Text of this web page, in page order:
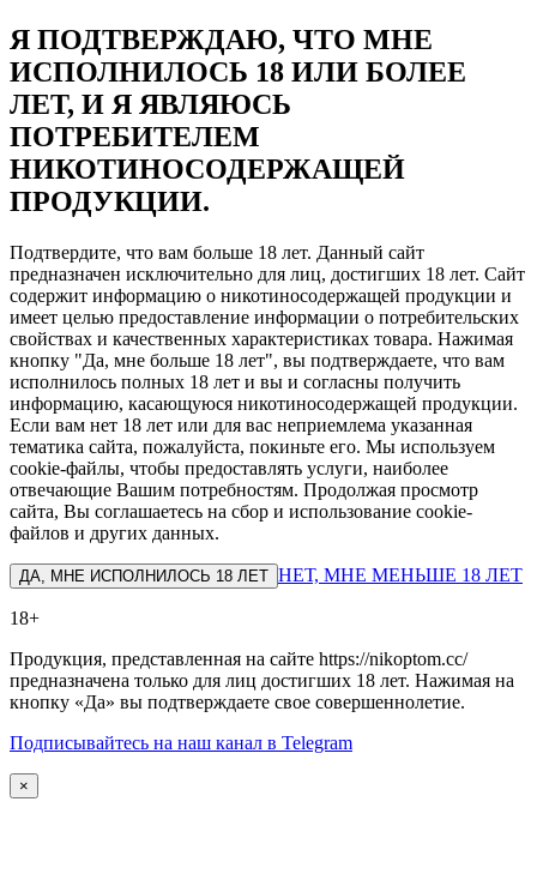
Я ПОДТВЕРЖДАЮ, ЧТО МНЕ
ИСПОЛНИЛОСЬ 18 ИЛИ БОЛЕЕ
ЛЕТ, И Я ЯВЛЯЮСЬ
ПОТРЕБИТЕЛЕМ
НИКОТИНОСОДЕРЖАЩЕЙ
ПРОДУКЦИИ.
Подтвердите, что вам больше 18 лет. Данный сайт
предназначен исключительно для лиц, достигших 18 лет. Сайт
содержит информацию о никотиносодержащей продукции и
имеет целью предоставление информации о потребительских
свойствах и качественных характеристиках товара. Нажимая
кнопку "Да, мне больше 18 лет", вы подтверждаете, что вам
исполнилось полных 18 лет и вы и согласны получить
информацию, касающуюся никотиносодержащей продукции.
Если вам нет 18 лет или для вас неприемлема указанная
тематика сайта, пожалуйста, покиньте его. Мы используем
cookie-файлы, чтобы предоставлять услуги, наиболее
отвечающие Вашим потребностям. Продолжая просмотр
сайта, Вы соглашаетесь на сбор и использование cookie-
файлов и других данных.
ДА, МНЕ ИСПОЛНИЛОСЬ 18 ЛЕТ НЕТ, МНЕ МЕНЬШЕ 18 ЛЕТ
18+
Продукция, представленная на сайте https://nikoptom.cc/
предназначена только для лиц достигших 18 лет. Нажимая на
кнопку «Да» вы подтверждаете свое совершеннолетие.
Подписывайтесь на наш канал в Telegram
×